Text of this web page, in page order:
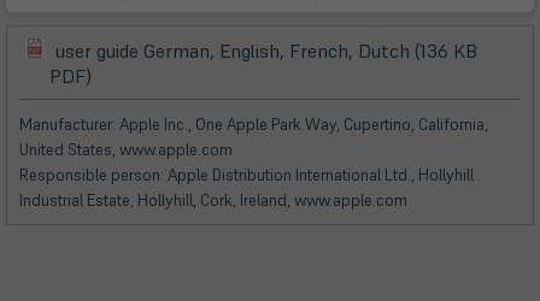
(öffnet
in
neuem
Tab)
user guide German, English, French, Dutch (136 KB
PDF)
in
neuem
Tab)
Manufacturer: Apple Inc., One Apple Park Way, Cupertino, California,
United States, www.apple.com
Responsible person: Apple Distribution International Ltd., Hollyhill
Industrial Estate, Hollyhill, Cork, Ireland, www.apple.com